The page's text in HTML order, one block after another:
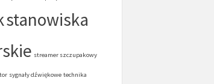
stanowiska
streamer szczupakowy
sygnały dźwiękowe technika